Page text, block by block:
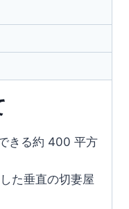
きる約 400 平方
た垂直の切妻屋